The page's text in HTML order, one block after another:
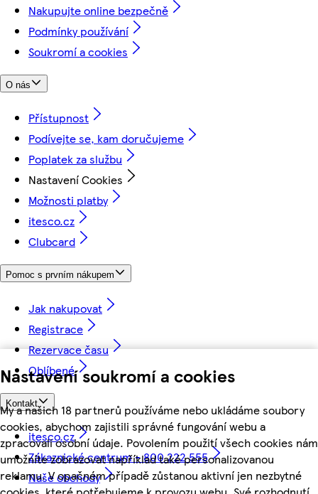
Nastavení soukromí a cookies
My a našich 18 partnerů používáme nebo ukládáme soubory
cookies, abychom zajistili správné fungování webu a
zpracovali osobní údaje. Povolením použití všech cookies nám
umožníte zobrazovat například také personalizovanou
reklamu. V opačném případě zůstanou aktivní jen nezbytné
Nakupujte online bezpečně
Podmínky používání
Soukromí a cookies
O nás
Přístupnost
Podívejte se, kam doručujeme
Poplatek za službu
Nastavení Cookies
Možnosti platby
itesco.cz
Clubcard
Pomoc s prvním nákupem
Jak nakupovat
Registrace
Rezervace času
Oblíbené
Kontakt
itesco.cz
Zákaznické centrum - 800 222 555
Naše obchody